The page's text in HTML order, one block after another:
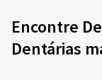
Encontre
Dentárias